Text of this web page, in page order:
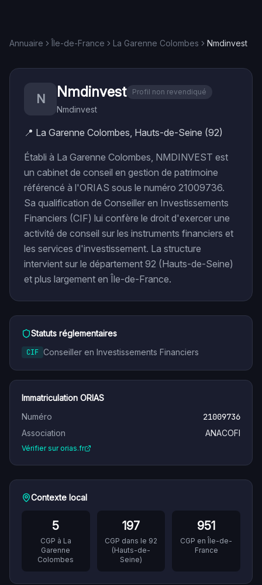
Annuaire Île-de-France La Garenne Colombes Nmdinvest
N Nmdinvest Profil non revendiqué
Nmdinvest
📍 La Garenne Colombes, Hauts-de-Seine (92)
Établi à La Garenne Colombes, NMDINVEST est
un cabinet de conseil en gestion de patrimoine
référencé à l'ORIAS sous le numéro 21009736.
Sa qualification de Conseiller en Investissements
Financiers (CIF) lui confère le droit d'exercer une
activité de conseil sur les instruments financiers et
les services d'investissement. La structure
intervient sur le département 92 (Hauts-de-Seine)
et plus largement en Île-de-France.
Statuts réglementaires
CIF Conseiller en Investissements Financiers
Immatriculation ORIAS
Numéro
21009736
Association ANACOFI
Vérifier sur orias.fr
Contexte local
5
CGP à La
Garenne
Colombes
197
CGP dans le 92
(Hauts-de-
Seine)
951
CGP en Île-de-
France